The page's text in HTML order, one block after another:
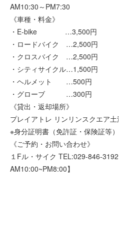
AM10:30～PM7:30
《車種・料金》
・E-bike …3,500円
・ロードバイク …2,500円
・クロスバイク …2,500円
・シティサイクル…1,500円
・ヘルメット …500円
・グローブ …300円
《貸出・返却場所》
プレイアトレ リンリンスクエア
※身分証明書（免許証・保険証等
《ご予約・お問い合わせ》
１Fル・サイク TEL:029-846-
AM10:00~PM8:00】